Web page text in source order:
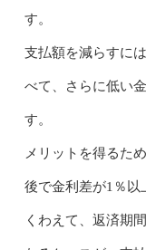
す。
支払額を減らすに
べて、さらに低い
す。
メリットを得るた
後で金利差が1％以
くわえて、返済期